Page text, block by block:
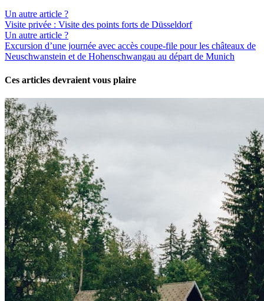
Un autre article ?
Visite privée : Visite des points forts de Düsseldorf
Un autre article ?
Excursion d’une journée avec accès coupe-file pour les châteaux de
Neuschwanstein et de Hohenschwangau au départ de Munich
Ces articles devraient vous plaire